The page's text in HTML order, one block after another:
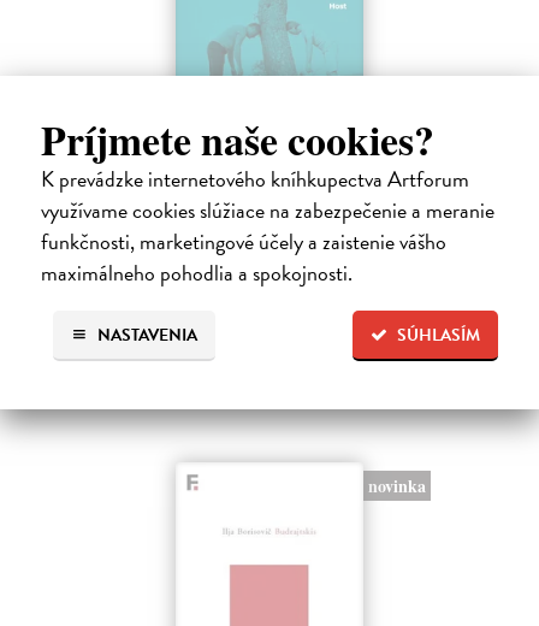
Príjmete naše cookies?
K prevádzke internetového kníhkupectva Artforum
využívame cookies slúžiace na zabezpečenie a meranie
funkčnosti, marketingové účely a zaistenie vášho
maximálneho pohodlia a spokojnosti.
SÚHLASÍM
NASTAVENIA
Spravedlivý růst
Prokop Daniel| Kniha
Rovné šance, efektivní reformy a prosperita širší společnosti jako lék
na politickou strnulost Česko si udržuje spoustu drahých
nespravedlností. Chudé děti mají malou šanci získat kvalitní vzdělání.
24,51 €
novinka